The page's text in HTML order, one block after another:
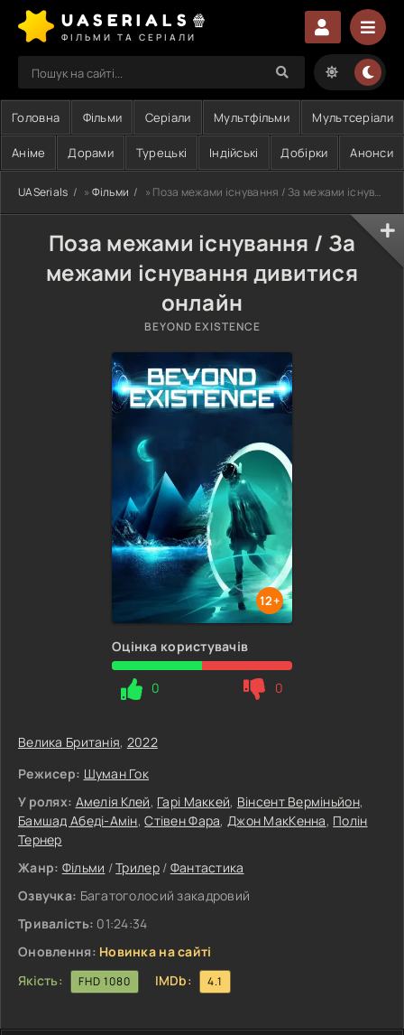
UASERIALS🍿
ФІЛЬМИ ТА СЕРІАЛИ
Головна Фільми Серіали Мультфільми Мультсеріали
Аніме Дорами Турецькі Індійські Добірки Анонси
UASerials » Фільми » Поза межами існування / За межами існування
Поза межами існування / За
межами існування дивитися
онлайн
BEYOND EXISTENCE
12+
Оцінка користувачів
0 0
Велика Британія, 2022
Режисер: Шуман Гок
У ролях: Амелія Клей, Гарі Маккей, Вінсент Верміньйон,
Бамшад Абеді-Амін,Стівен Фара, Джон МакКенна, Полін
Тернер
Жанр: Фільми /Трилер/ Фантастика
Озвучка: Багатоголосий закадровий
Тривалість: 01:24:34
Оновлення: Новинка на сайті
Якість:
FHD 1080 IMDb: 4.1